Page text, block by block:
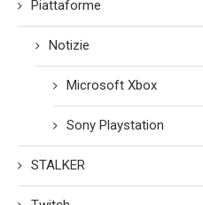
Piattaforme
Notizie
Microsoft Xbox
Sony Playstation
STALKER